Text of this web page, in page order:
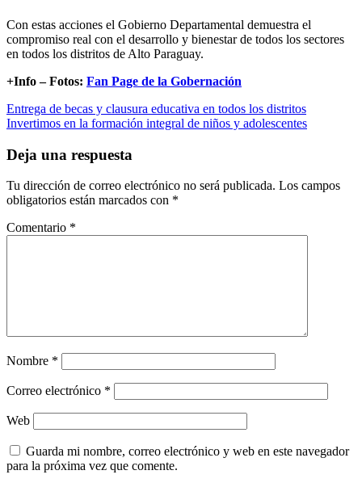
Con estas acciones el Gobierno Departamental demuestra el
compromiso real con el desarrollo y bienestar de todos los sectores
en todos los distritos de Alto Paraguay.
+Info – Fotos: Fan Page de la Gobernación
Navegación
de
entradas
Entrega de becas y clausura educativa en todos los distritos
Invertimos en la formación integral de niños y adolescentes
Deja una respuesta
Tu dirección de correo electrónico no será publicada. Los campos
obligatorios están marcados con *
Comentario *
Nombre *
Correo electrónico *
Web
Guarda mi nombre, correo electrónico y web en este navegador
para la próxima vez que comente.